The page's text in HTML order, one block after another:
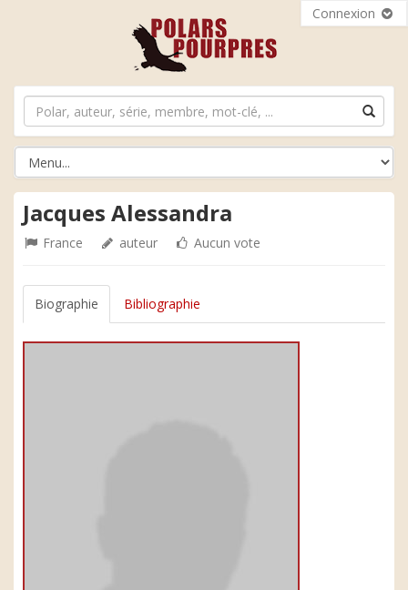
Connexion
Jacques Alessandra
France auteur Aucun vote
Biographie Bibliographie